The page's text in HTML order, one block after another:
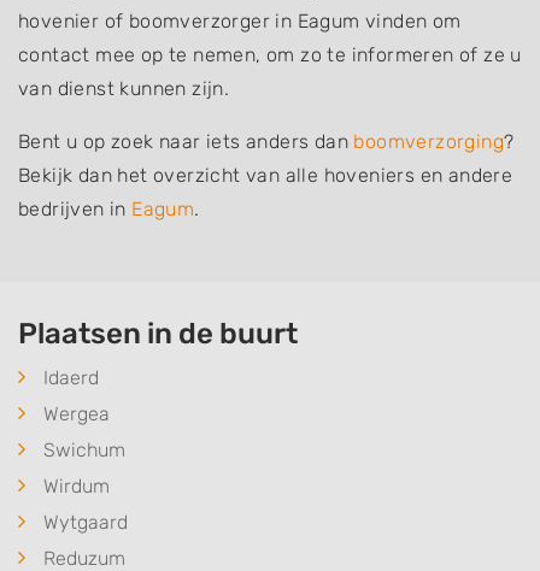
hovenier of boomverzorger in Eagum vinden om
contact mee op te nemen, om zo te informeren of ze u
van dienst kunnen zijn.
Bent u op zoek naar iets anders dan boomverzorging?
Bekijk dan het overzicht van alle hoveniers en andere
bedrijven in Eagum.
Plaatsen in de buurt
Idaerd
Wergea
Swichum
Wirdum
Wytgaard
Reduzum